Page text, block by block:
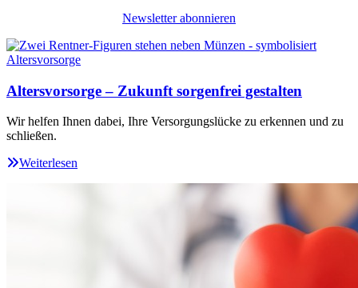
Newsletter abonnieren
Altersvorsorge – Zukunft sorgenfrei gestalten
Wir helfen Ihnen dabei, Ihre Versorgungslücke zu erkennen und zu
schließen.
Weiterlesen